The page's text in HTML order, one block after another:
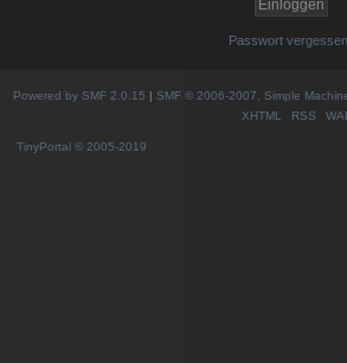
Passwort
Powered by SMF 2.0.15 | SMF © 2006-2007, Simple
XHTML
RSS
TinyPortal © 2005-2019